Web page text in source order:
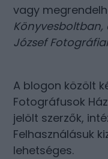
vagy
Könyvesboltban,
József
A blogon közölt
Fotográfusok
jelölt szerzők,
Felhasználásuk
lehetséges.